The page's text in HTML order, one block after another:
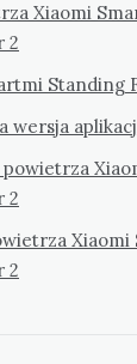
Xiaomi
2
Standing
wersja
powietrza
2
Xiaomi
2